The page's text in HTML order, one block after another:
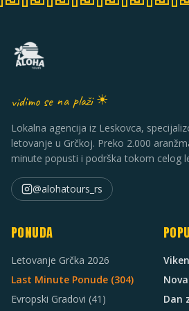
vidimo se na plaži ☀
Lokalna agencija iz Leskovca,
letovanje u Grčkoj. Preko 2.000
minute popusti i podrška tokom celog
@alohatours_rs
PONUDA
Letovanje Grčka 2026
Last Minute Ponude (304)
Evropski Gradovi (41)
Dan